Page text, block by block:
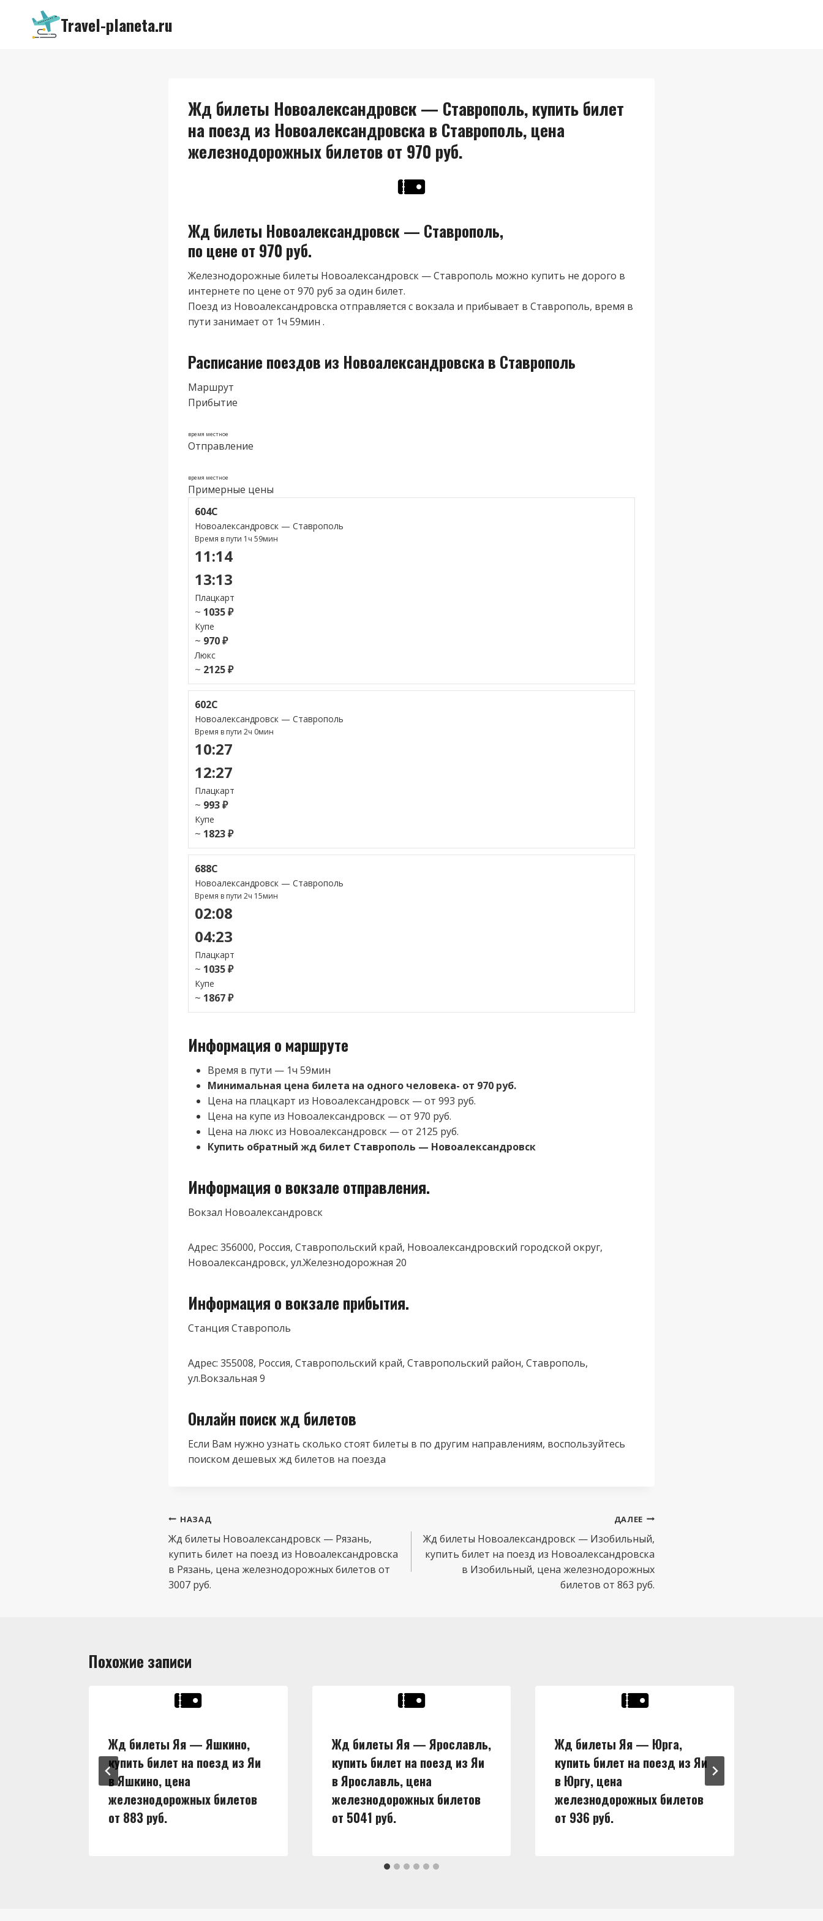
Перейти
содержимому
Travel-planeta.ru
Жд билеты Новоалександровск — Ставрополь, купить билет
на поезд из Новоалександровска в Ставрополь, цена
железнодорожных билетов от 970 руб.
Жд билеты Новоалександровск — Ставрополь,
по цене от 970 руб.
Железнодорожные билеты Новоалександровск — Ставрополь можно купить не дорого в
интернете по цене от 970 руб за один билет.
Поезд из Новоалександровска отправляется с вокзала и прибывает в Ставрополь, время в
пути занимает от 1ч 59мин .
Расписание поездов из Новоалександровска в Ставрополь
Маршрут
Прибытие
время местное
Отправление
время местное
Примерные цены
604С
Новоалександровск — Ставрополь
Время в пути 1ч 59мин
11:14
13:13
Плацкарт
~ 1035 ₽
Купе
~ 970 ₽
Люкс
~ 2125 ₽
602С
Новоалександровск — Ставрополь
Время в пути 2ч 0мин
10:27
12:27
Плацкарт
~ 993 ₽
Купе
~ 1823 ₽
688С
Новоалександровск — Ставрополь
Время в пути 2ч 15мин
02:08
04:23
Плацкарт
~ 1035 ₽
Купе
~ 1867 ₽
Информация о маршруте
Время в пути — 1ч 59мин
Минимальная цена билета на одного человека- от 970 руб.
Цена на плацкарт из Новоалександровск — от 993 руб.
Цена на купе из Новоалександровск — от 970 руб.
Цена на люкс из Новоалександровск — от 2125 руб.
Купить обратный жд билет Ставрополь — Новоалександровск
Информация о вокзале отправления.
Вокзал Новоалександровск
Адрес: 356000, Россия, Ставропольский край, Новоалександровский городской округ,
Новоалександровск, ул.Железнодорожная 20
Информация о вокзале прибытия.
Станция Ставрополь
Адрес: 355008, Россия, Ставропольский край, Ставропольский район, Ставрополь,
ул.Вокзальная 9
Онлайн поиск жд билетов
Если Вам нужно узнать сколько стоят билеты в по другим направлениям, воспользуйтесь
поиском дешевых жд билетов на поезда
Навигация
по
записям
НАЗАД
Жд билеты Новоалександровск — Рязань,
купить билет на поезд из Новоалександровска
в Рязань, цена железнодорожных билетов от
3007 руб.
ДАЛЕЕ
Жд билеты Новоалександровск — Изобильный,
купить билет на поезд из Новоалександровска
в Изобильный, цена железнодорожных
билетов от 863 руб.
Похожие записи
Жд билеты Яя — Яшкино,
купить билет на поезд из Яи
в Яшкино, цена
железнодорожных билетов
от 883 руб.
Жд билеты Яя — Ярославль,
купить билет на поезд из Яи
в Ярославль, цена
железнодорожных билетов
от 5041 руб.
Жд билеты Яя — Юрга,
купить билет на поезд из Яи
в Юргу, цена
железнодорожных билетов
от 936 руб.